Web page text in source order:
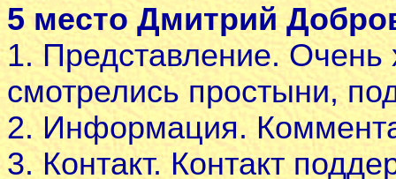
5 место Дмитрий
1. Представление.
смотрелись простыни,
2. Информация.
3. Контакт. Контакт